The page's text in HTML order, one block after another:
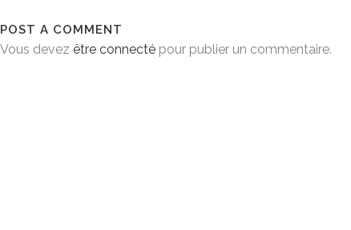
POST A COMMENT
Vous devez être connecté pour publier un commentaire.